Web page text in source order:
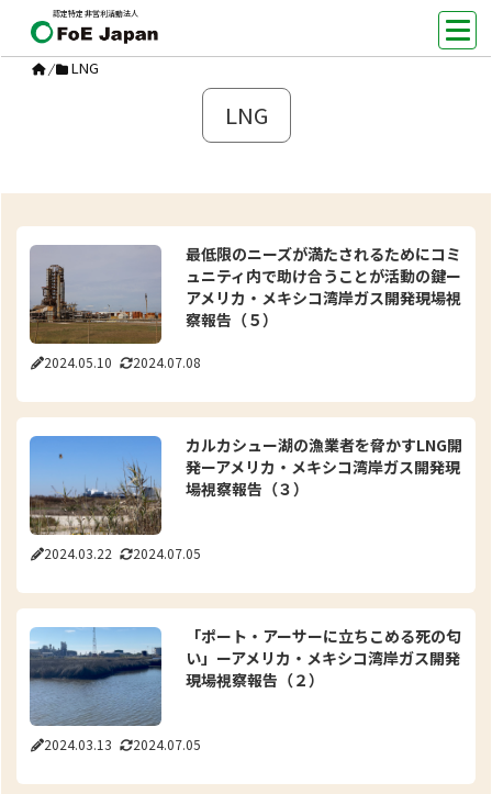
認定特定非営利活動法人
/ LNG
LNG
2024.05.10 2024.07.08
最低限のニーズが満たされるためにコミ
ュニティ内で助け合うことが活動の鍵ー
アメリカ・メキシコ湾岸ガス開発現場視
察報告（５）
2024.03.22 2024.07.05
カルカシュー湖の漁業者を脅かすLNG開
発ーアメリカ・メキシコ湾岸ガス開発現
場視察報告（３）
2024.03.13 2024.07.05
「ポート・アーサーに立ちこめる死の匂
い」ーアメリカ・メキシコ湾岸ガス開発
現場視察報告（２）